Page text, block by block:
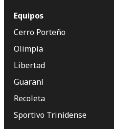
Equipos
Cerro Porteño
Olimpia
Libertad
Guaraní
Recoleta
Sportivo Trinidense